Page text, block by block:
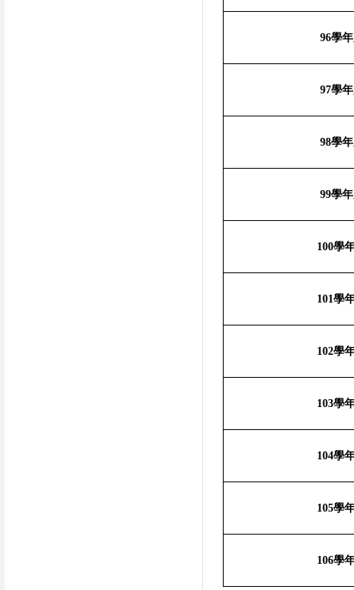
96學
97學
98學
99學
100學
101學
102學
103學
104學
105學
106學